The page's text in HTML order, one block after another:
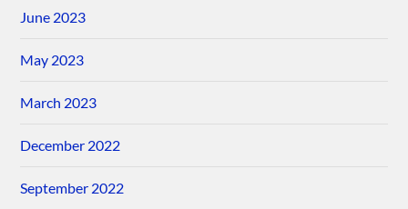
June 2023
May 2023
March 2023
December 2022
September 2022